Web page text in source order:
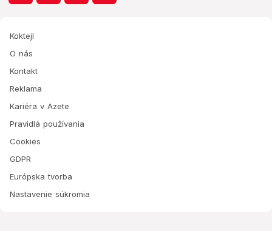
Koktejl
O nás
Kontakt
Reklama
Kariéra v Azete
Pravidlá používania
Cookies
GDPR
Európska tvorba
Nastavenie súkromia